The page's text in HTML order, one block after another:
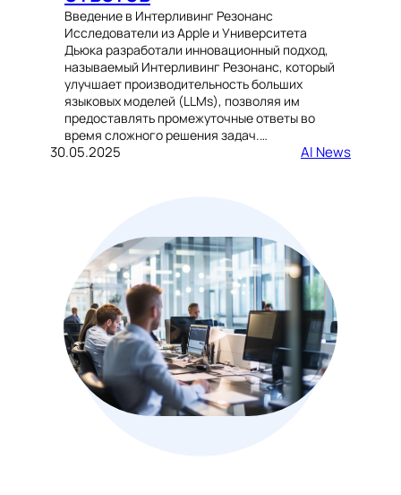
Введение в Интерливинг Резонанс
Исследователи из Apple и Университета
Дьюка разработали инновационный подход,
называемый Интерливинг Резонанс, который
улучшает производительность больших
языковых моделей (LLMs), позволяя им
предоставлять промежуточные ответы во
время сложного решения задач.…
30.05.2025 AI News